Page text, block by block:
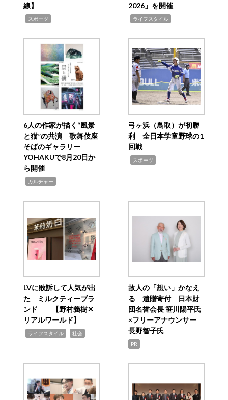
線】
スポーツ
2026」を開催
ライフスタイル
6人の作家が描く“風景
と猫”の共演 歌舞伎座
そばのギャラリー
YOHAKUで8月20日か
ら開催
カルチャー
弓ヶ浜（鳥取）が初勝
利 全日本学童野球の1
回戦
スポーツ
LVに敗訴して人気が出
た ミルクティーブラ
ンド 【野村義樹✕
リアルワールド】
ライフスタイル 社会
故人の「想い」かなえ
る 遺贈寄付 日本財
団名誉会長 笹川陽平氏
×フリーアナウンサー
長野智子氏
PR